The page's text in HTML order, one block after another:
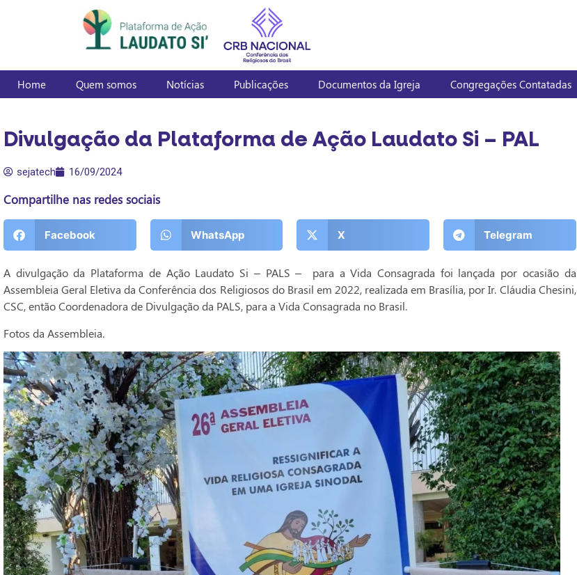
Home Quem somos Notícias Publicações Documentos da Igreja Congregações Contatadas
Divulgação da Plataforma de Ação Laudato Si – PAL
sejatech 16/09/2024
Compartilhe nas redes sociais
Facebook WhatsApp X Telegram
A divulgação da Plataforma de Ação Laudato Si – PALS – para a Vida Consagrada foi lançada por ocasião da
Assembleia Geral Eletiva da Conferência dos Religiosos do Brasil em 2022, realizada em Brasília, por Ir. Cláudia Chesini,
CSC, então Coordenadora de Divulgação da PALS, para a Vida Consagrada no Brasil.
Fotos da Assembleia.